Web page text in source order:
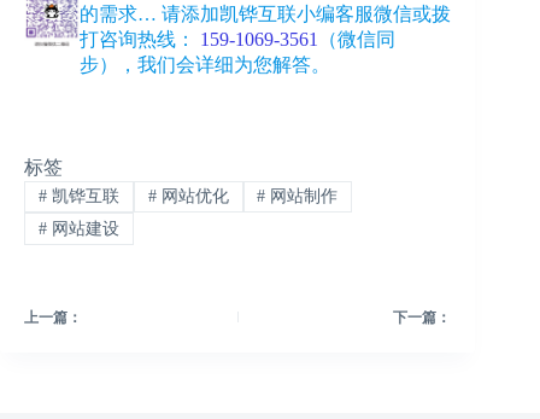
的需求… 请添加凯铧互联小编客服微信或拨
打咨询热线： 159-1069-3561
（微信同
步）
，我们会详细为您解答。
标签
#凯铧互联 #网站优化 # 网站制作
#网站建设
上一篇： 下一篇：